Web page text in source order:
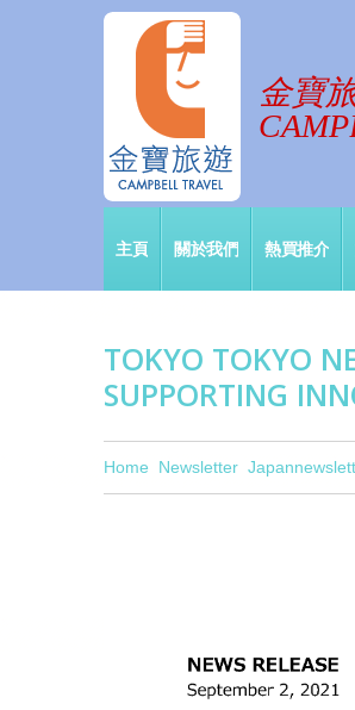
金寶
主頁 關於我們 熱買推介
TOKYO TOKYO
SUPPORTING
Home Newsletter